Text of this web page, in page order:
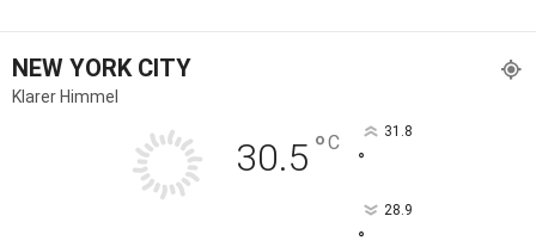
NEW YORK CITY
Klarer Himmel
30.5 °C 31.8
°
28.9
°